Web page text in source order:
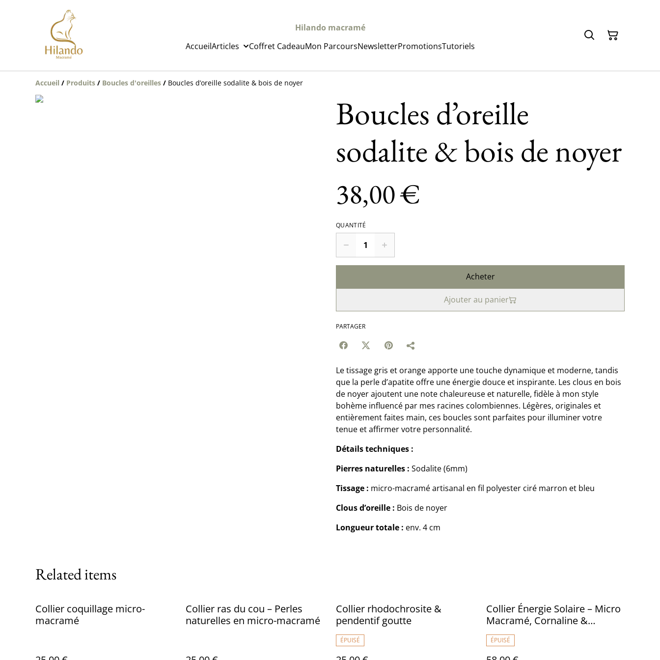
Hilando macramé
AccueilArticles Coffret CadeauMon ParcoursNewsletterPromotionsTutoriels
Accueil / Produits / Boucles d'oreilles / Boucles d’oreille sodalite & bois de noyer
Boucles d’oreille
sodalite & bois de noyer
38,00 €
QUANTITÉ
Acheter
Ajouter au panier
PARTAGER
Le tissage gris et orange apporte une touche dynamique et moderne, tandis
que la perle d’apatite offre une énergie douce et inspirante. Les clous en bois
de noyer ajoutent une note chaleureuse et naturelle, fidèle à mon style
bohème influencé par mes racines colombiennes. Légères, originales et
entièrement faites main, ces boucles sont parfaites pour illuminer votre
tenue et affirmer votre personnalité.
Détails techniques :
Pierres naturelles : Sodalite (6mm)
Tissage : micro-macramé artisanal en fil polyester ciré marron et bleu
Clous d’oreille : Bois de noyer
Longueur totale : env. 4 cm
Related items
Collier coquillage micro-
macramé
Collier ras du cou – Perles
naturelles en micro-macramé
Collier rhodochrosite &
pendentif goutte
ÉPUISÉ
Collier Énergie Solaire – Micro
Macramé, Cornaline &
Pendentif Ethnique en Zamac
ÉPUISÉ